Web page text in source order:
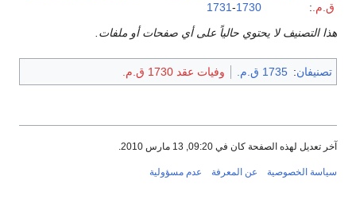
ق.م. :
1731-1730
هذا التصنيف لا يحتوي حالياً على أي صفحات أو ملفات.
تصنيفان: 1735 ق.م. وفيات عقد 1730 ق.م.
آخر تعديل لهذه الصفحة كان في 09:20, 13 مارس 2010.
سياسة الخصوصية عن المعرفة عدم مسؤولية